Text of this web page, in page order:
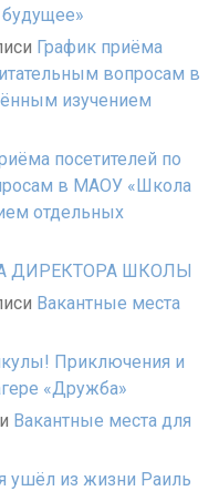
График приёма
вопросам в
изучением
посетителей по
в МАОУ «Школа
отдельных
ДИРЕКТОРА ШКОЛЫ
Вакантные места
Приключения и
«Дружба»
Вакантные места для
ушёл из жизни Раиль